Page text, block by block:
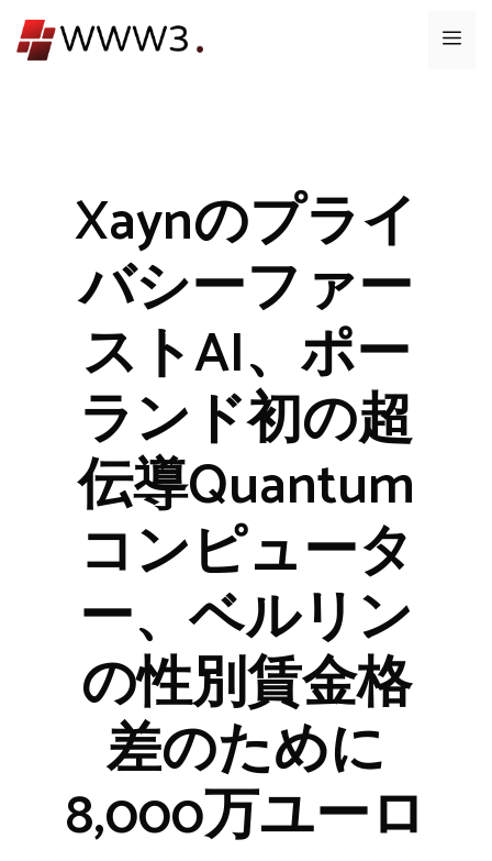
ン
メ
Xaynのプライ
バシーファー
ストAI、ポー
ランド初の超
伝導Quantum
コンピュータ
ー、ベルリン
の性別賃金格
差のために
8,000万ユーロ